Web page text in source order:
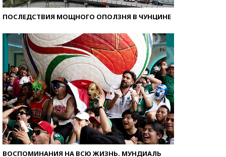
ПОСЛЕДСТВИЯ МОЩНОГО ОПОЛЗНЯ В ЧУНЦИНЕ
ВОСПОМИНАНИЯ НА ВСЮ ЖИЗНЬ. МУНДИАЛЬ